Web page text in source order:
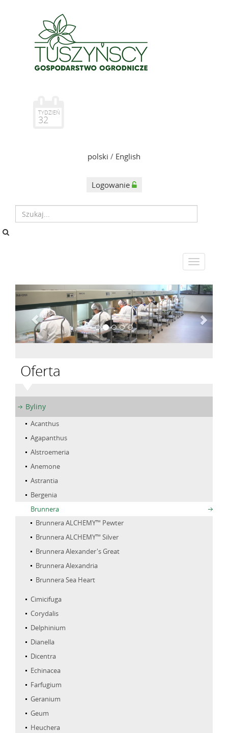
TYDZIEŃ
32
polski / English
Logowanie
Oferta
Byliny
Acanthus
Agapanthus
Alstroemeria
Anemone
Astrantia
Bergenia
Brunnera
Brunnera ALCHEMY™ Pewter
Brunnera ALCHEMY™ Silver
Brunnera Alexander's Great
Brunnera Alexandria
Brunnera Sea Heart
Cimicifuga
Corydalis
Delphinium
Dianella
Dicentra
Echinacea
Farfugium
Geranium
Geum
Heuchera